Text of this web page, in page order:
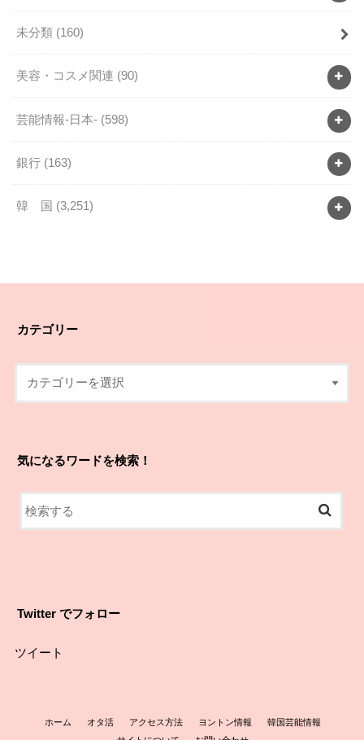
未分類 (160)
美容・コスメ関連 (90)
芸能情報-日本- (598)
銀行 (163)
韓 国 (3,251)
カテゴリー
気になるワードを検索！
Twitter でフォロー
ツイート
ホーム オタ活 アクセス方法 ヨントン情報
韓国芸能情報